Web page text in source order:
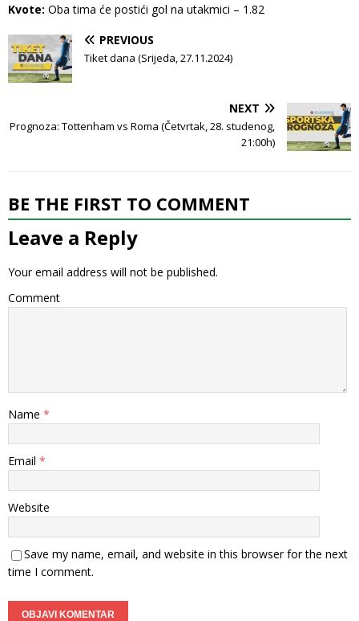
Kvote: Oba tima će postići gol na utakmici – 1.82
PREVIOUS
Tiket dana (Srijeda, 27.11.2024)
NEXT
Prognoza: Tottenham vs Roma (Četvrtak, 28. studenog,
21:00h)
BE THE FIRST TO COMMENT
Leave a Reply
Your email address will not be published.
Comment
Name *
Email *
Website
Save my name, email, and website in this browser for the next
time I comment.